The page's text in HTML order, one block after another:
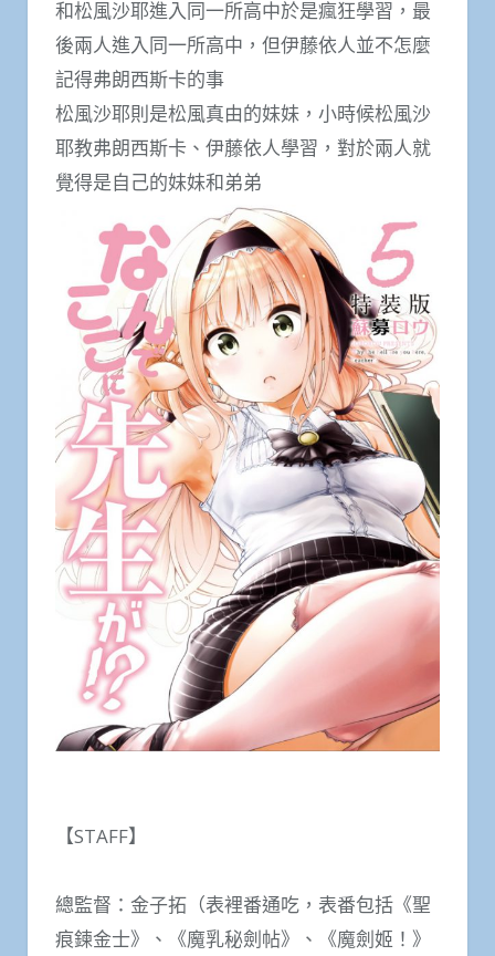
和松風沙耶進入同一所高中於是瘋狂學習，最
後兩人進入同一所高中，但伊藤依人並不怎麼
記得弗朗西斯卡的事
松風沙耶則是松風真由的妹妹，小時候松風沙
耶教弗朗西斯卡、伊藤依人學習，對於兩人就
覺得是自己的妹妹和弟弟
【STAFF】
總監督：金子拓（表裡番通吃，表番包括《聖
痕鍊金士》、《魔乳秘劍帖》、《魔劍姬！》